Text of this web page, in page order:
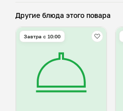
Другие блюда этого повара
Завтра c 10:00